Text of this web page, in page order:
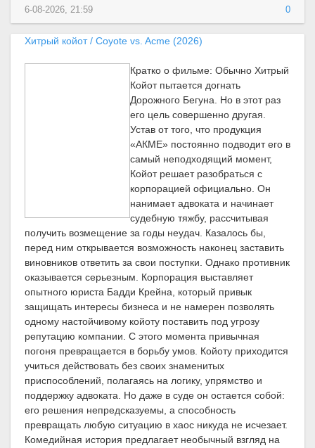
0
6-08-2026, 21:59
Хитрый койот / Coyote vs. Acme (2026)
Кратко о фильме: Обычно Хитрый
Койот пытается догнать
Дорожного Бегуна. Но в этот раз
его цель совершенно другая.
Устав от того, что продукция
«АКМЕ» постоянно подводит его в
самый неподходящий момент,
Койот решает разобраться с
корпорацией официально. Он
нанимает адвоката и начинает
судебную тяжбу, рассчитывая
получить возмещение за годы неудач. Казалось бы,
перед ним открывается возможность наконец заставить
виновников ответить за свои поступки. Однако противник
оказывается серьезным. Корпорация выставляет
опытного юриста Бадди Крейна, который привык
защищать интересы бизнеса и не намерен позволять
одному настойчивому койоту поставить под угрозу
репутацию компании. С этого момента привычная
погоня превращается в борьбу умов. Койоту приходится
учиться действовать без своих знаменитых
приспособлений, полагаясь на логику, упрямство и
поддержку адвоката. Но даже в суде он остается собой:
его решения непредсказуемы, а способность
превращать любую ситуацию в хаос никуда не исчезает.
Комедийная история предлагает необычный взгляд на